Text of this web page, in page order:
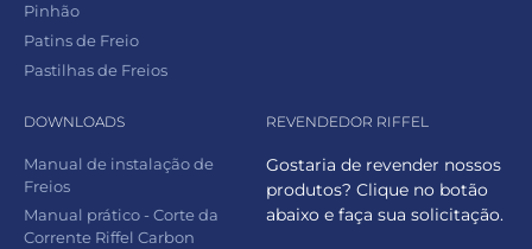
Pinhão
Patins de Freio
Pastilhas de Freios
DOWNLOADS
Manual de instalação de
Freios
Manual prático - Corte da
Corrente Riffel Carbon
REVENDEDOR RIFFEL
Gostaria de revender nossos
produtos? Clique no botão
abaixo e faça sua solicitação.